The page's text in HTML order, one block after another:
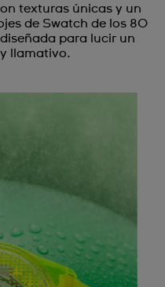
texturas únicas y un
de Swatch de los 80
para lucir un
llamativo.